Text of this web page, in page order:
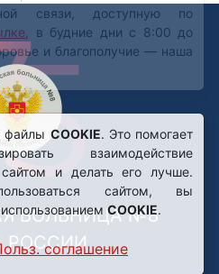
БОЛЬНИЦА №8
РОССИИ
файлы COOKIE. Это помогает
взаимодействие
сайтом и делать его лучше.
сайтом, вы
COOKIE.
соглашение